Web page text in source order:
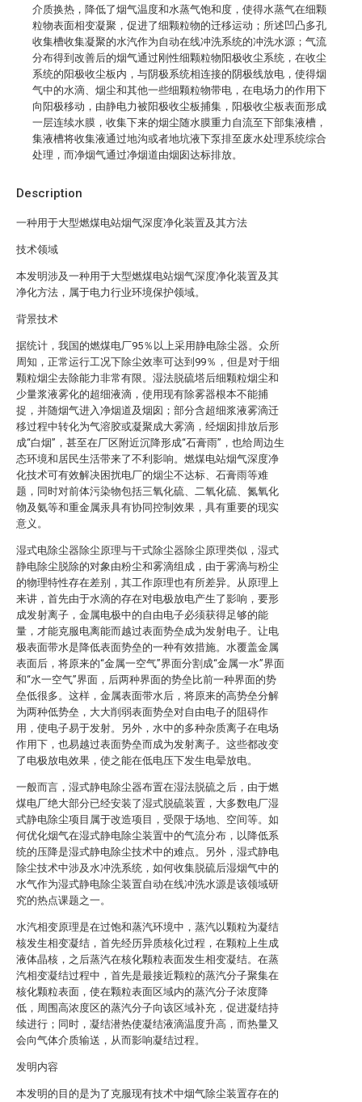
Description
一种用于大型燃煤电站烟气深度净化装置及其方法
技术领域
本发明涉及一种用于大型燃煤电站烟气深度净化装置及其
净化方法，属于电力行业环境保护领域。
背景技术
据统计，我国的燃煤电厂95％以上采用静电除尘器。众所
周知，正常运行工况下除尘效率可达到99％，但是对于细
颗粒烟尘去除能力非常有限。湿法脱硫塔后细颗粒烟尘和
少量浆液雾化的超细液滴，使用现有除雾器根本不能捕
捉，并随烟气进入净烟道及烟囱；部分含超细浆液雾滴迁
移过程中转化为气溶胶或凝聚成大雾滴，经烟囱排放后形
成“白烟”，甚至在厂区附近沉降形成“石膏雨”，也给周边生
态环境和居民生活带来了不利影响。燃煤电站烟气深度净
化技术可有效解决困扰电厂的烟尘不达标、石膏雨等难
题，同时对前体污染物包括三氧化硫、二氧化硫、氮氧化
物及氨等和重金属汞具有协同控制效果，具有重要的现实
意义。
湿式电除尘器除尘原理与干式除尘器除尘原理类似，湿式
静电除尘脱除的对象由粉尘和雾滴组成，由于雾滴与粉尘
的物理特性存在差别，其工作原理也有所差异。从原理上
来讲，首先由于水滴的存在对电极放电产生了影响，要形
成发射离子，金属电极中的自由电子必须获得足够的能
量，才能克服电离能而越过表面势垒成为发射电子。让电
极表面带水是降低表面势垒的一种有效措施。水覆盖金属
表面后，将原来的“金属一空气”界面分割成“金属一水”界面
和“水一空气”界面，后两种界面的势垒比前一种界面的势
垒低很多。这样，金属表面带水后，将原来的高势垒分解
为两种低势垒，大大削弱表面势垒对自由电子的阻碍作
用，使电子易于发射。另外，水中的多种杂质离子在电场
作用下，也易越过表面势垒而成为发射离子。这些都改变
了电极放电效果，使之能在低电压下发生电晕放电。
一般而言，湿式静电除尘器布置在湿法脱硫之后，由于燃
煤电厂绝大部分已经安装了湿式脱硫装置，大多数电厂湿
式静电除尘项目属于改造项目，受限于场地、空间等。如
何优化烟气在湿式静电除尘装置中的气流分布，以降低系
统的压降是湿式静电除尘技术中的难点。另外，湿式静电
除尘技术中涉及水冲洗系统，如何收集脱硫后湿烟气中的
水气作为湿式静电除尘装置自动在线冲洗水源是该领域研
究的热点课题之一。
水汽相变原理是在过饱和蒸汽环境中，蒸汽以颗粒为凝结
核发生相变凝结，首先经历异质核化过程，在颗粒上生成
液体晶核，之后蒸汽在核化颗粒表面发生相变凝结。在蒸
汽相变凝结过程中，首先是最接近颗粒的蒸汽分子聚集在
核化颗粒表面，使在颗粒表面区域内的蒸汽分子浓度降
低，周围高浓度区的蒸汽分子向该区域补充，促进凝结持
续进行；同时，凝结潜热使凝结液滴温度升高，而热量又
会向气体介质输送，从而影响凝结过程。
发明内容
本发明的目的是为了克服现有技术中烟气除尘装置存在的
介质换热，降低了烟气温度和水蒸气饱和度，使得水蒸气在细颗
粒物表面相变凝聚，促进了细颗粒物的迁移运动；所述凹凸多孔
收集槽收集凝聚的水汽作为自动在线冲洗系统的冲洗水源；气流
分布得到改善后的烟气通过刚性细颗粒物阳极收尘系统，在收尘
系统的阳极收尘板内，与阴极系统相连接的阴极线放电，使得烟
气中的水滴、烟尘和其他一些细颗粒物带电，在电场力的作用下
向阳极移动，由静电力被阳极收尘板捕集，阳极收尘板表面形成
一层连续水膜，收集下来的烟尘随水膜重力自流至下部集液槽，
集液槽将收集液通过地沟或者地坑液下泵排至废水处理系统综合
处理，而净烟气通过净烟道由烟囱达标排放。